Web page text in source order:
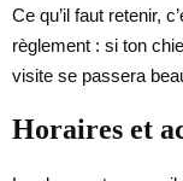
Ce qu’il faut retenir,
règlement : si ton
visite se passera
Horaires et